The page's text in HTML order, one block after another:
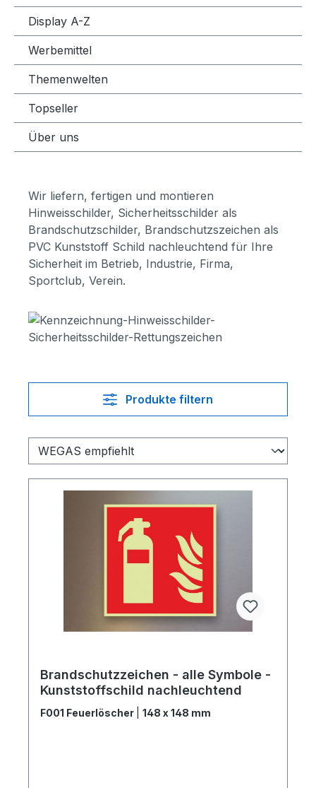
Display A-Z
Werbemittel
Themenwelten
Topseller
Über uns
Wir liefern, fertigen und montieren
Hinweisschilder, Sicherheitsschilder als
Brandschutzschilder, Brandschutzszeichen als
PVC Kunststoff Schild nachleuchtend für Ihre
Sicherheit im Betrieb, Industrie, Firma,
Sportclub, Verein.
Produkte filtern
Brandschutzzeichen - alle Symbole -
Kunststoffschild nachleuchtend
F001 Feuerlöscher 148 x 148 mm